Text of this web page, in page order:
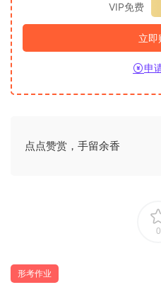
VIP免费
立即
申
点点赞赏，手留余香
0
形考作业